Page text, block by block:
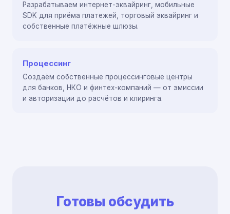
Разрабатываем интернет-эквайринг, мобильные
SDK для приёма платежей, торговый эквайринг и
собственные платёжные шлюзы.
Процессинг
Создаём собственные процессинговые центры
для банков, НКО и финтех-компаний — от эмиссии
и авторизации до расчётов и клиринга.
Готовы обсудить